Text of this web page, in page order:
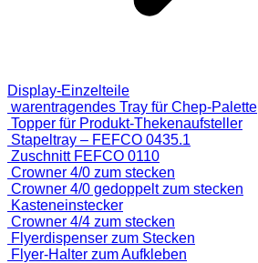
Display-Einzelteile
warentragendes Tray für Chep-Palette
Topper für Produkt-Thekenaufsteller
Stapeltray – FEFCO 0435.1
Zuschnitt FEFCO 0110
Crowner 4/0 zum stecken
Crowner 4/0 gedoppelt zum stecken
Kasteneinstecker
Crowner 4/4 zum stecken
Flyerdispenser zum Stecken
Flyer-Halter zum Aufkleben